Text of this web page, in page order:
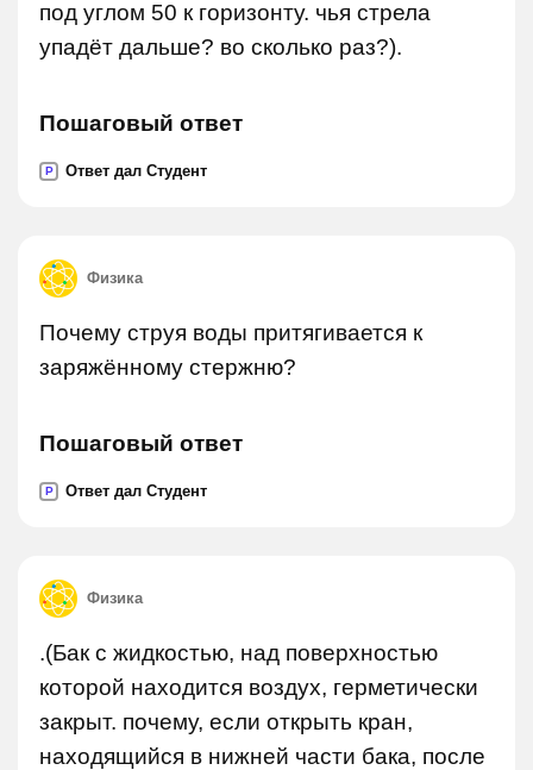
под углом 50 к горизонту. чья стрела
упадёт дальше? во сколько раз?).
Пошаговый ответ
P Ответ дал Студент
Физика
Почему струя воды притягивается к
заряжённому стержню?
Пошаговый ответ
P Ответ дал Студент
Физика
.(Бак с жидкостью, над поверхностью
которой находится воздух, герметически
закрыт. почему, если открыть кран,
находящийся в нижней части бака, после